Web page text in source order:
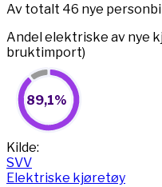
Av totalt 46 nye
Andel elektriske av nye
bruktimport)
89,1%
Pie chart with 2 slices.
View as data table, 89,1%
89,1%
End of interactive chart.
Kilde:
SVV
Elektriske kjøretøy